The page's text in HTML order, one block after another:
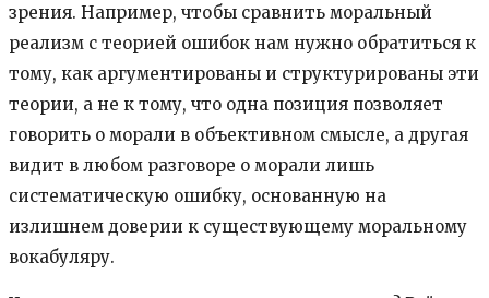
зрения. Например, чтобы сравнить моральный
реализм с теорией ошибок нам нужно обратиться к
тому, как аргументированы и структурированы эти
теории, а не к тому, что одна позиция позволяет
говорить о морали в объективном смысле, а другая
видит в любом разговоре о морали лишь
систематическую ошибку, основанную на
излишнем доверии к существующему моральному
вокабуляру.